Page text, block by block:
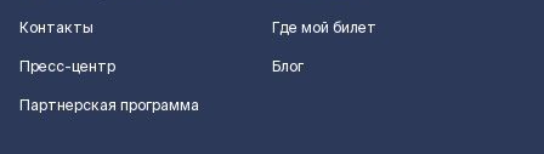
Контакты
Пресс-центр
Партнерская программа
Где мой билет
Блог